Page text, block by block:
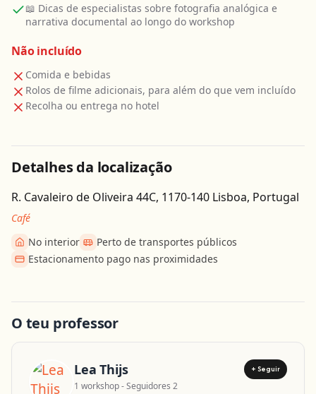
📖 Dicas de especialistas sobre fotografia analógica e
narrativa documental ao longo do workshop
Não incluído
Comida e bebidas
Rolos de filme adicionais, para além do que vem incluído
Recolha ou entrega no hotel
Detalhes da localização
R. Cavaleiro de Oliveira 44C, 1170-140 Lisboa, Portugal
Café
No interior
Perto de transportes públicos
Estacionamento pago nas proximidades
Leaflet| ©OpenStreetMap
O teu professor
Lea Thijs + Seguir
1 workshop - Seguidores 2